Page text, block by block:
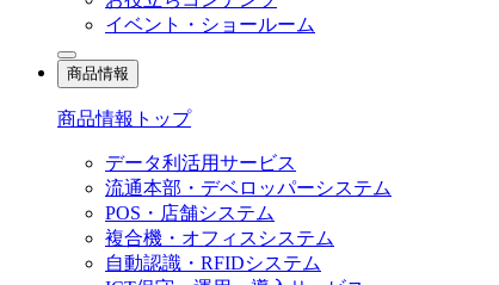
イベント・ショールーム
商品情報
商品情報トップ
データ利活用サービス
流通本部・デベロッパーシステム
POS・店舗システム
複合機・オフィスシステム
自動認識・RFIDシステム